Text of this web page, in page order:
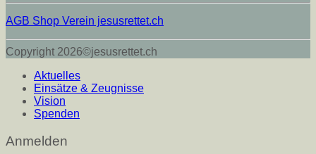
AGB Shop Verein jesusrettet.ch
Copyright 2026©jesusrettet.ch
Aktuelles
Einsätze & Zeugnisse
Vision
Spenden
Anmelden